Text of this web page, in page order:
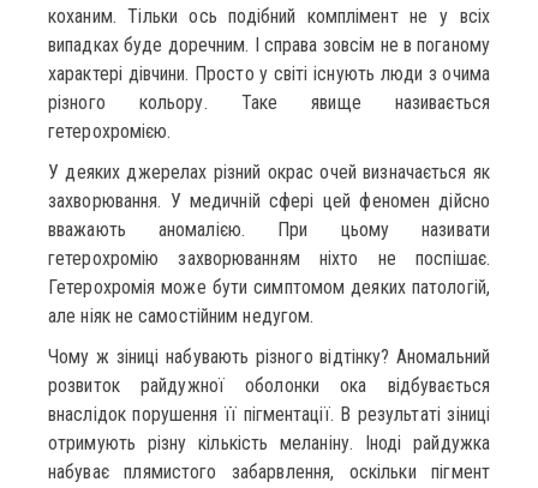
коханим. Тільки ось подібний комплімент не у всіх
випадках буде доречним. І справа зовсім не в поганому
характері дівчини. Просто у світі існують люди з очима
різного кольору. Таке явище називається
гетерохромією.
У деяких джерелах різний окрас очей визначається як
захворювання. У медичній сфері цей феномен дійсно
вважають аномалією. При цьому називати
гетерохромію захворюванням ніхто не поспішає.
Гетерохромія може бути симптомом деяких патологій,
але ніяк не самостійним недугом.
Чому ж зіниці набувають різного відтінку? Аномальний
розвиток райдужної оболонки ока відбувається
внаслідок порушення її пігментації. В результаті зіниці
отримують різну кількість меланіну. Іноді райдужка
набуває плямистого забарвлення, оскільки пігмент